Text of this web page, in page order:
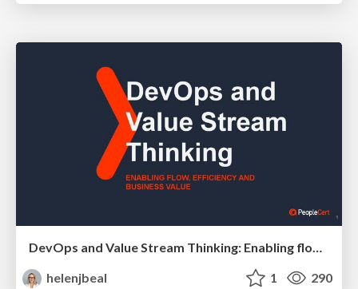
DevOps and Value Stream Thinking: Enabling flow, efficiency and business value
helenjbeal
1 290